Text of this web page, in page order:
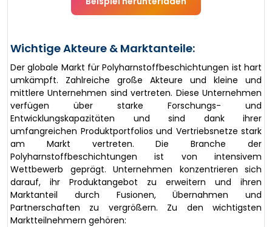
Wichtige Akteure & Marktanteile:
Der globale Markt für Polyharnstoffbeschichtungen ist hart
umkämpft. Zahlreiche große Akteure und kleine und
mittlere Unternehmen sind vertreten. Diese Unternehmen
verfügen über starke Forschungs- und
Entwicklungskapazitäten und sind dank ihrer
umfangreichen Produktportfolios und Vertriebsnetze stark
am Markt vertreten. Die Branche der
Polyharnstoffbeschichtungen ist von intensivem
Wettbewerb geprägt. Unternehmen konzentrieren sich
darauf, ihr Produktangebot zu erweitern und ihren
Marktanteil durch Fusionen, Übernahmen und
Partnerschaften zu vergrößern. Zu den wichtigsten
Marktteilnehmern gehören: